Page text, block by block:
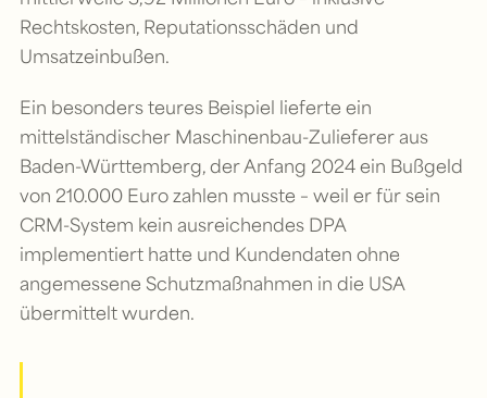
Rechtskosten, Reputationsschäden und
Umsatzeinbußen.
Ein besonders teures Beispiel lieferte ein
mittelständischer Maschinenbau-Zulieferer aus
Baden-Württemberg, der Anfang 2024 ein Bußgeld
von 210.000 Euro zahlen musste – weil er für sein
CRM-System kein ausreichendes DPA
implementiert hatte und Kundendaten ohne
angemessene Schutzmaßnahmen in die USA
übermittelt wurden.